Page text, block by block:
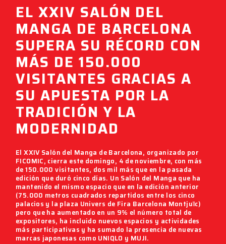
EL XXIV SALÓN DEL
MANGA DE BARCELONA
SUPERA SU RÉCORD CON
MÁS DE 150.000
VISITANTES GRACIAS A
SU APUESTA POR LA
TRADICIÓN Y LA
MODERNIDAD
ElXXIV Salón del Manga de Barcelona, ​​organizado por
FICOMIC, cierra este domingo, 4 de noviembre, con más
de150.000 visitantes, dos mil más que en la pasada
edición que duró cinco días. Un Salón del Manga que ha
mantenido el mismo espacio que en la edición anterior
(75.000 metros cuadrados repartidos entre los cinco
palacios y la plaza Univers de Fira Barcelona Montjuïc)
pero que ha aumentado en un 9% el número total de
expositores, ha incluido nuevos espacios y actividades
más participativas y ha sumado la presencia de nuevas
marcas japonesas como UNIQLO y MUJI.